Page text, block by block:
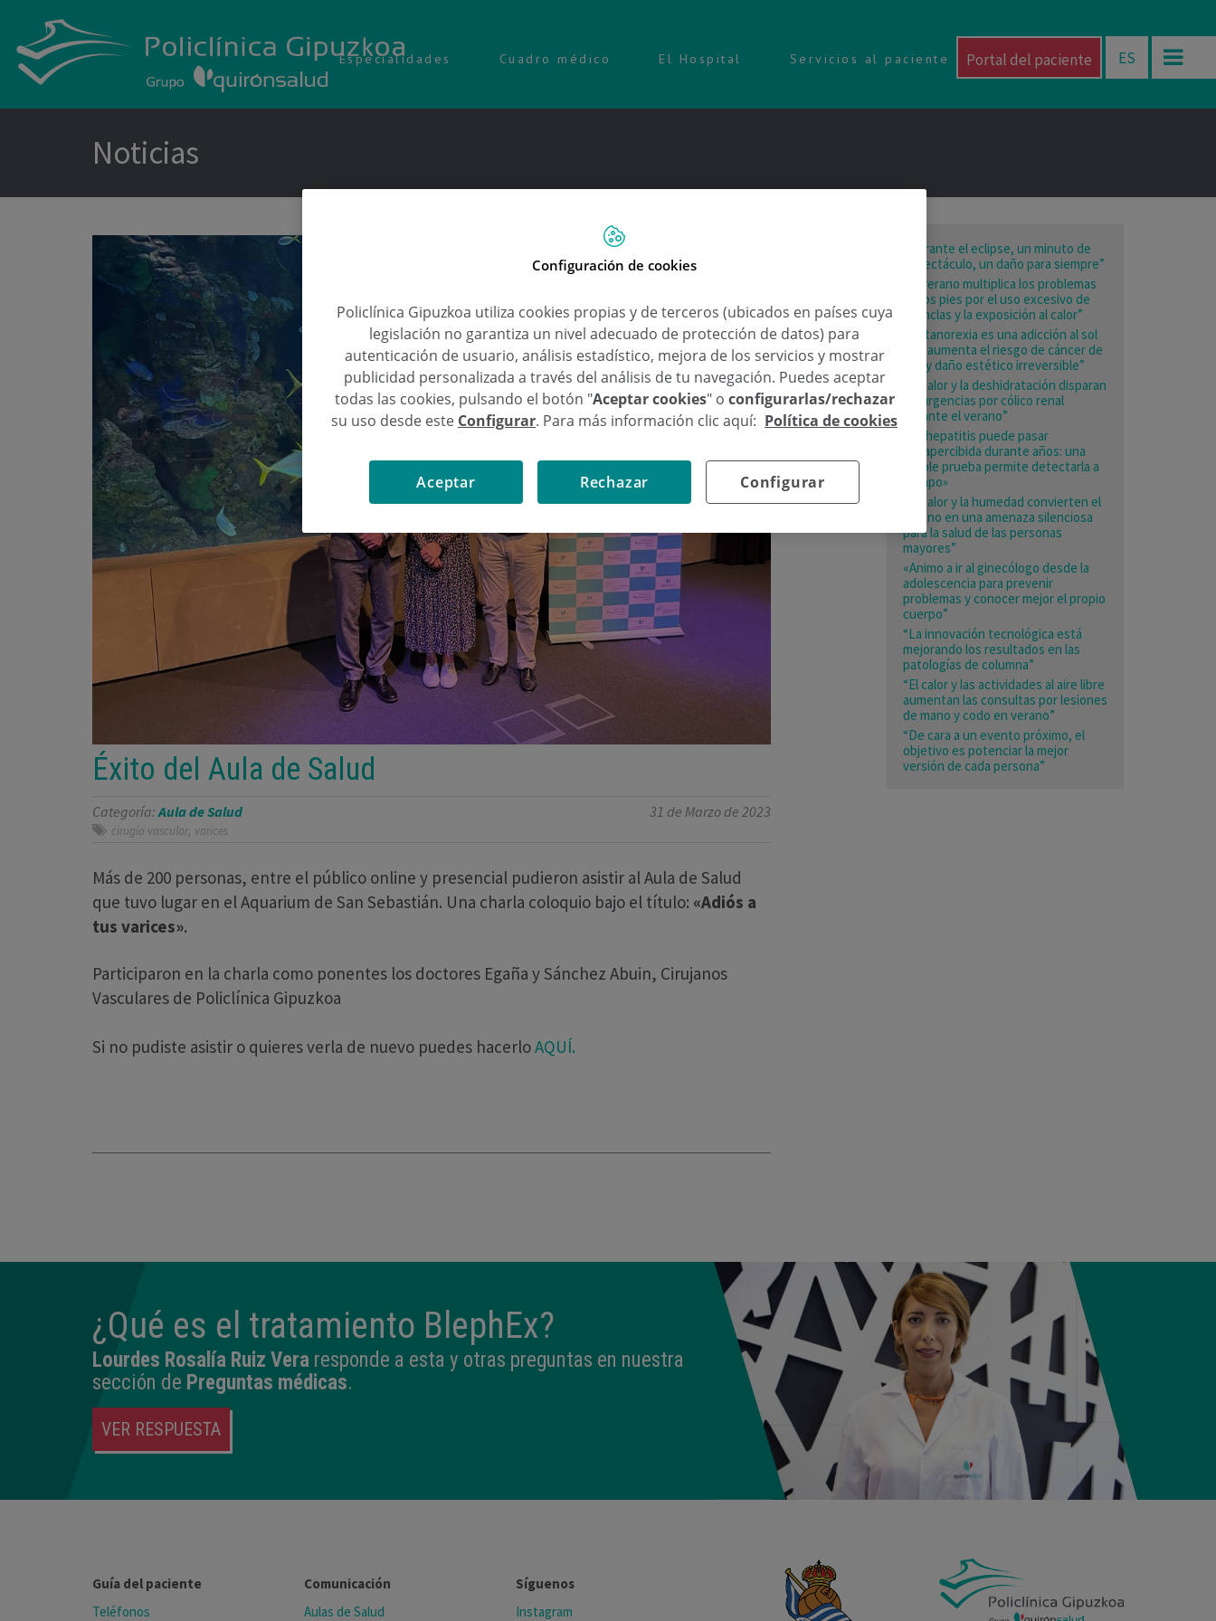
Especialidades Cuadro médico El Hospital Servicios al paciente Portal del paciente ES
Noticias
Éxito del Aula de Salud
Categoría: Aula de Salud 31 de Marzo de 2023
cirugía vascular, varices
Más de 200 personas, entre el público online y presencial pudieron asistir al Aula de Salud
que tuvo lugar en el Aquarium de San Sebastián. Una charla coloquio bajo el título: «Adiós a
tus varices».
Participaron en la charla como ponentes los doctores Egaña y Sánchez Abuin, Cirujanos
Vasculares de Policlínica Gipuzkoa
Si no pudiste asistir o quieres verla de nuevo puedes hacerloAQUÍ.
“Durante el eclipse, un minuto de
espectáculo, un daño para siempre”
“El verano multiplica los problemas
en los pies por el uso excesivo de
chanclas y la exposición al calor”
“La tanorexia es una adicción al sol
que aumenta el riesgo de cáncer de
piel y daño estético irreversible”
“El calor y la deshidratación disparan
las urgencias por cólico renal
durante el verano”
«La hepatitis puede pasar
desapercibida durante años: una
simple prueba permite detectarla a
tiempo»
“El calor y la humedad convierten el
verano en una amenaza silenciosa
para la salud de las personas
mayores”
«Animo a ir al ginecólogo desde la
adolescencia para prevenir
problemas y conocer mejor el propio
cuerpo”
“La innovación tecnológica está
mejorando los resultados en las
patologías de columna”
“El calor y las actividades al aire libre
aumentan las consultas por lesiones
de mano y codo en verano”
“De cara a un evento próximo, el
objetivo es potenciar la mejor
versión de cada persona”
¿Qué es el tratamiento BlephEx?
Lourdes Rosalía Ruiz Vera responde a esta y otras preguntas en nuestra
sección de Preguntas médicas.
VER RESPUESTA
Guía del paciente
Teléfonos
Comunicación
Aulas de Salud
Síguenos
Instagram
Configuración de cookies
Policlínica Gipuzkoa utiliza cookies propias y de terceros (ubicados en países cuya
legislación no garantiza un nivel adecuado de protección de datos) para
autenticación de usuario, análisis estadístico, mejora de los servicios y mostrar
publicidad personalizada a través del análisis de tu navegación. Puedes aceptar
todas las cookies, pulsando el botón "Aceptar cookies" o configurarlas/rechazar
su uso desde este Configurar. Para más información clic aquí: Política de cookies
Configurar
Rechazar
Aceptar